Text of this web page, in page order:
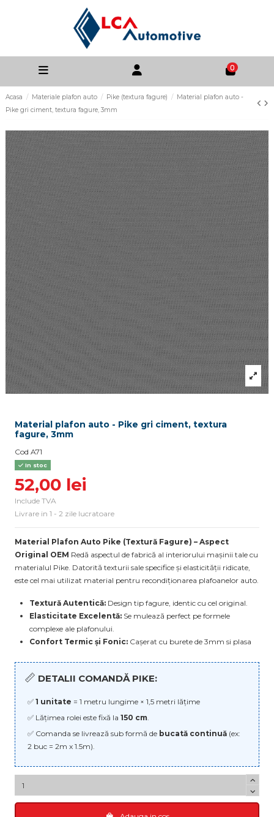
0
Acasa Materiale plafon auto Pike (textura fagure)
Material plafon auto -
Pike gri ciment, textura fagure, 3mm
Material plafon auto - Pike gri ciment, textura
fagure, 3mm
Cod A71
In stoc
52,00 lei
Include TVA
Livrare in 1 - 2 zile lucratoare
Material Plafon Auto Pike (Textură Fagure) – Aspect
Original OEM Redă aspectul de fabrică al interiorului mașinii tale cu
materialul Pike. Datorită texturii sale specifice și elasticității ridicate,
este cel mai utilizat material pentru recondiționarea plafoanelor auto.
Textură Autentică: Design tip fagure, identic cu cel original.
Elasticitate Excelentă: Se mulează perfect pe formele
complexe ale plafonului.
Confort Termic și Fonic: Cașerat cu burete de 3mm si plasa
📏 DETALII COMANDĂ PIKE:
✅ 1 unitate = 1 metru lungime × 1,5 metri lățime
✅ Lățimea rolei este fixă la 150 cm
✅ Comanda se livrează sub formă de bucată continuă (ex:
2 buc = 2m x 1.5m).